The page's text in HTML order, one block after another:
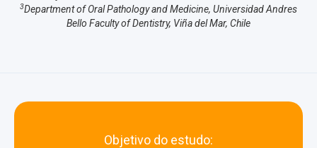
3Department of Oral Pathology and Medicine, Universidad Andres
Bello Faculty of Dentistry, Viña del Mar, Chile
Objetivo do estudo: